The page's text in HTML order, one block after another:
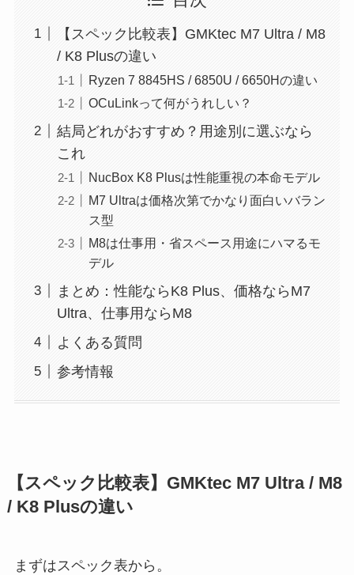
【スペック比較表】GMKtec M7 Ultra / M8
/ K8 Plusの違い
Ryzen 7 8845HS / 6850U / 6650Hの違い
OCuLinkって何がうれしい？
結局どれがおすすめ？用途別に選ぶなら
これ
NucBox K8 Plusは性能重視の本命モデル
M7 Ultraは価格次第でかなり面白いバラン
ス型
M8は仕事用・省スペース用途にハマるモ
デル
まとめ：性能ならK8 Plus、価格ならM7
Ultra、仕事用ならM8
よくある質問
参考情報
【スペック比較表】GMKtec M7 Ultra / M8
/ K8 Plusの違い
まずはスペック表から。